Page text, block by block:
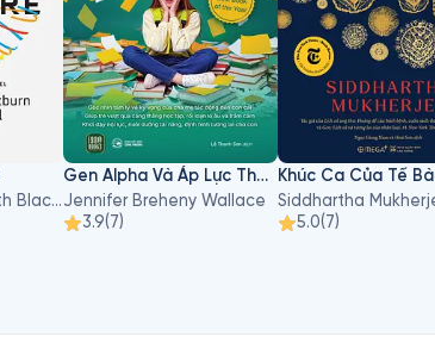
Elissa Epel, Elizabeth Blackburn
Gen Alpha Và Áp Lực Thành Tích
Jennifer Breheny Wallace
3.9(7)
Khúc Ca Của Tế
Siddhartha
5.0(7)